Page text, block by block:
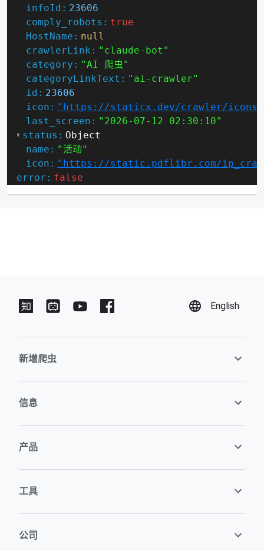
infoId: 23606
comply_robots: true
HostName: null
crawlerLink: "claude-bot"
category: "AI 爬虫"
categoryLinkText: "ai-crawler"
id: 23606
icon: "https://staticx.dev/crawler/icons/
last_screen: "2026-07-12 02:30:10"
status: Object
name: "活动"
icon: "https://static.pdflibr.com/
error: false
English
新增爬虫
信息
产品
工具
公司